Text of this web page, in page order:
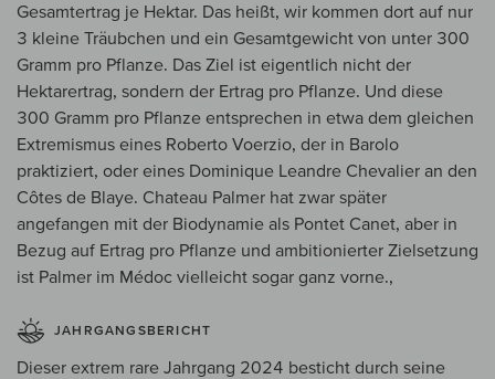
Gesamtertrag je Hektar. Das heißt, wir kommen dort auf nur
3 kleine Träubchen und ein Gesamtgewicht von unter 300
Gramm pro Pflanze. Das Ziel ist eigentlich nicht der
Hektarertrag, sondern der Ertrag pro Pflanze. Und diese
300 Gramm pro Pflanze entsprechen in etwa dem gleichen
Extremismus eines Roberto Voerzio, der in Barolo
praktiziert, oder eines Dominique Leandre Chevalier an den
Côtes de Blaye. Chateau Palmer hat zwar später
angefangen mit der Biodynamie als Pontet Canet, aber in
Bezug auf Ertrag pro Pflanze und ambitionierter Zielsetzung
ist Palmer im Médoc vielleicht sogar ganz vorne.,
JAHRGANGSBERICHT
Dieser extrem rare Jahrgang 2024 besticht durch seine